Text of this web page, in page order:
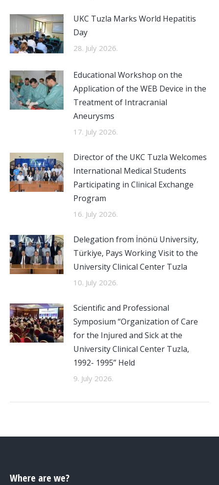
UKC Tuzla Marks World Hepatitis
Day
28. July 2026.
Educational Workshop on the
Application of the WEB Device in the
Treatment of Intracranial
Aneurysms
17. July 2026.
Director of the UKC Tuzla Welcomes
International Medical Students
Participating in Clinical Exchange
Program
16. July 2026.
Delegation from İnönü University,
Türkiye, Pays Working Visit to the
University Clinical Center Tuzla
10. July 2026.
Scientific and Professional
Symposium “Organization of Care
for the Injured and Sick at the
University Clinical Center Tuzla,
1992- 1995” Held
9. July 2026.
Where are we?